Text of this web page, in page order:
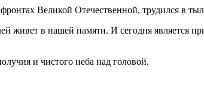
Великой Отечественной, трудился в
живет в нашей памяти. И сегодня является
и чистого неба над головой.